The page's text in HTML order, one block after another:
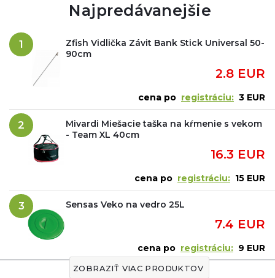
Najpredávanejšie
1
Zfish Vidlička Závit Bank Stick Universal 50-
90cm
2.8 EUR
cena po registráciu: 3 EUR
2
Mivardi Miešacie taška na kŕmenie s vekom
- Team XL 40cm
16.3 EUR
cena po registráciu: 15 EUR
3 Sensas Veko na vedro 25L
7.4 EUR
cena po registráciu: 9 EUR
ZOBRAZIŤ VIAC PRODUKTOV